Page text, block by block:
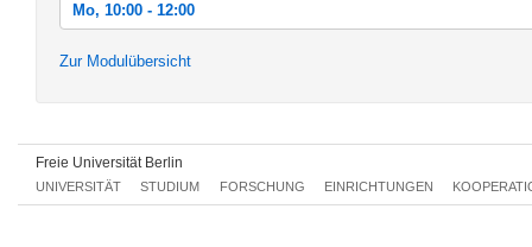
Mo, 10:00 - 12:00
Mo, 02.11.2015 10:00 - 12:00
Mo, 09.11.2015 10:00 - 12:00
Zur Modulübersicht
Freie Universität Berlin
UNIVERSITÄT STUDIUM FORSCHUNG EINRICHTUNGEN